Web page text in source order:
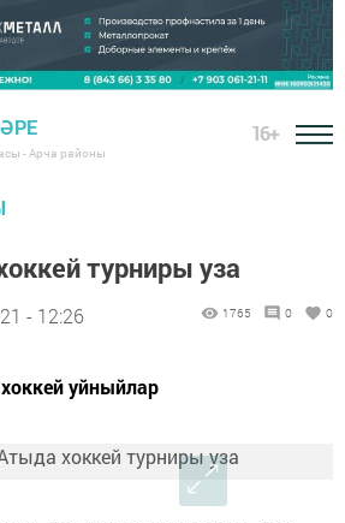
- Арча районы
16+
турниры уза
- 12:26 1765 0 0
уйныйлар